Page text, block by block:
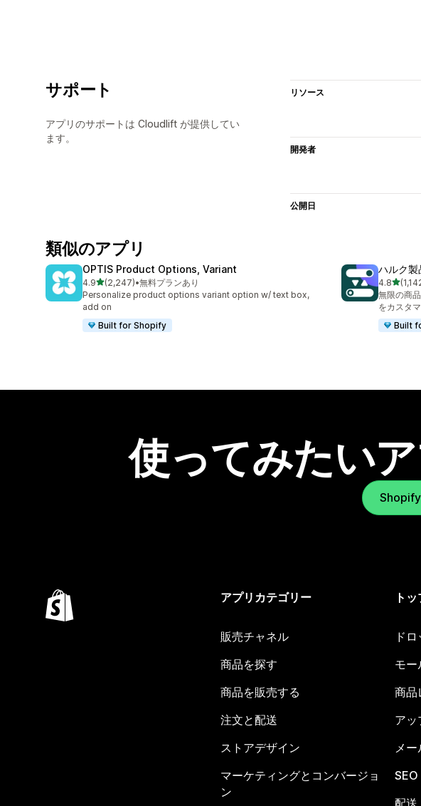
サポート
アプリのサポートは Cloudlift が提供してい
ます。
リソース
開発者
公開日
類似のアプリ
OPTIS Product Options, Variant
4.95つ星中
(2,247)
合計レビュー数：2247件
•無料プランあり
Personalize product options variant option w/ text box,
add on
Built for Shopify
ハルク製
4.85つ星
合計レビ
無限の商
をカスタマ
Built
使ってみたい
アプリカテゴリー
販売チャネル
商品を探す
商品を販売する
注文と配送
ストアデザイン
マーケティングとコンバージョ
ン
ト
ド
モー
商品
アッ
メ
SEO